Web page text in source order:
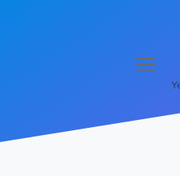
menüyü